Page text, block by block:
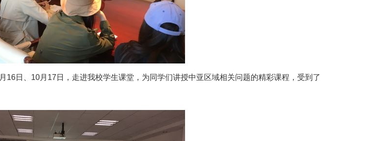
月 16日、 10月 17 日，走进我校学生课堂，为同学们讲授中亚区域相关问题的精彩课程，受到了